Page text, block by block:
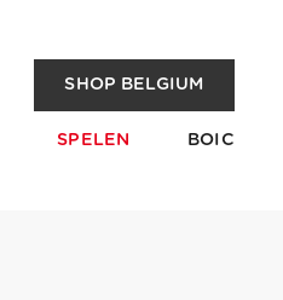
SHOP BELGIUM
SPELEN BOIC